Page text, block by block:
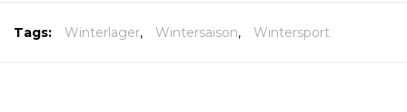
Tags: Winterlager, Wintersaison, Wintersport